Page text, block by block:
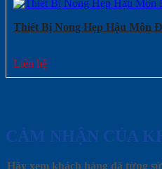
Thiết Bị Nong Hẹp Hậu Môn
Liên hệ
CẢM NHẬN CỦA
Hãy xem khách hàng đã từng